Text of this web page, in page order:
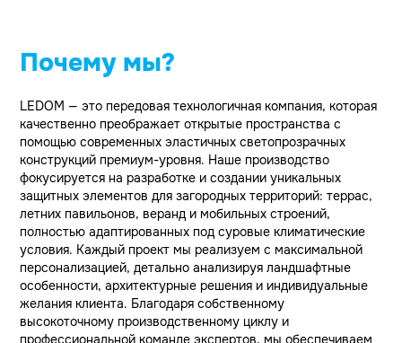
Почему мы?
LEDOM — это передовая технологичная компания, которая
качественно преображает открытые пространства с
помощью современных эластичных светопрозрачных
конструкций премиум-уровня. Наше производство
фокусируется на разработке и создании уникальных
защитных элементов для загородных территорий: террас,
летних павильонов, веранд и мобильных строений,
полностью адаптированных под суровые климатические
условия. Каждый проект мы реализуем с максимальной
персонализацией, детально анализируя ландшафтные
особенности, архитектурные решения и индивидуальные
желания клиента. Благодаря собственному
высокоточному производственному циклу и